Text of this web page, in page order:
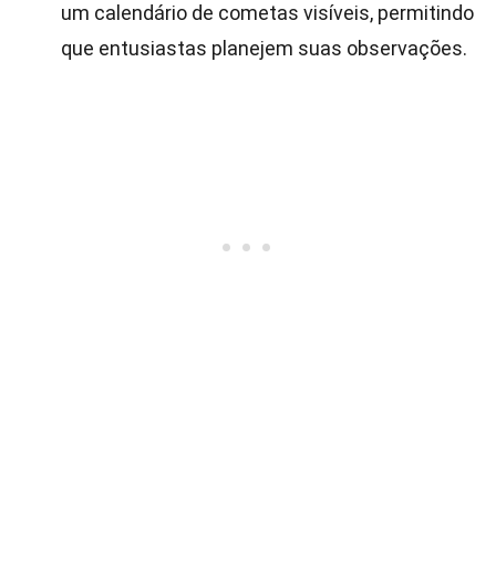
um calendário de cometas visíveis, permitindo
que entusiastas planejem suas observações.